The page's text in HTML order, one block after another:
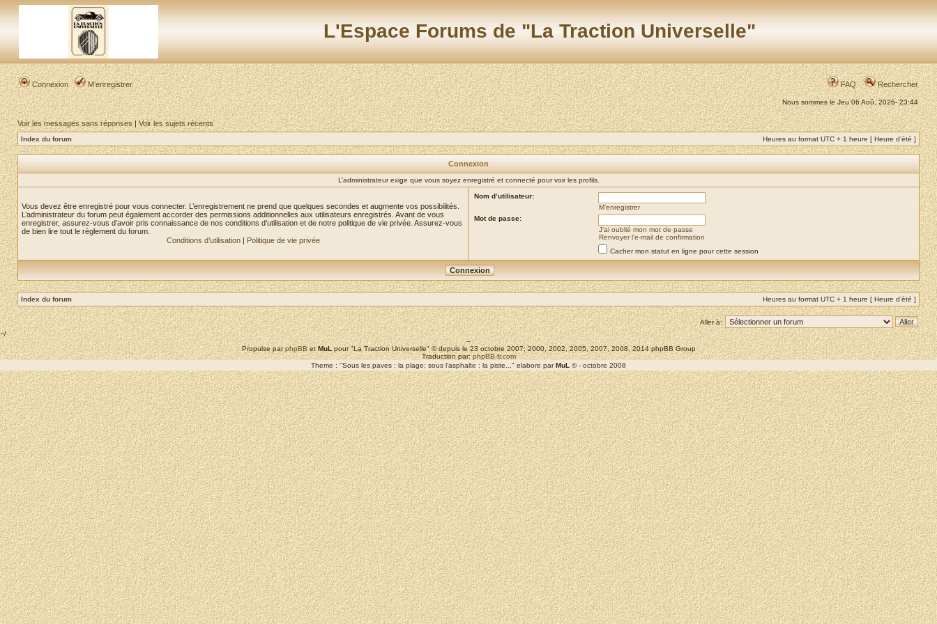
L'Espace Forums de "La Traction Universelle"
Connexion M’enregistrer FAQ Rechercher
Nous sommes le Jeu 06 Aoû, 2026- 23:44
Voir les messages sans réponses|Voir les sujets récents
Index du forum Heures au format UTC + 1 heure [ Heure d’été ]
Connexion
L’administrateur exige que vous soyez enregistré et connecté pour voir les profils.
Vous devez être enregistré pour vous connecter. L’enregistrement ne prend que quelques secondes et augmente vos possibilités.
L’administrateur du forum peut également accorder des permissions additionnelles aux utilisateurs enregistrés. Avant de vous
enregistrer, assurez-vous d’avoir pris connaissance de nos conditions d’utilisation et de notre politique de vie privée. Assurez-vous
de bien lire tout le règlement du forum.
Conditions d’utilisation| Politique de vie privée
Nom d’utilisateur:
M’enregistrer
Mot de passe:
J’ai oublié mon mot de passe
Renvoyer l’e-mail de confirmation
Cacher mon statut en ligne pour cette session
Index du forum Heures au format UTC + 1 heure [ Heure d’été ]
Aller à:
--/
--
Propulse parphpBBetMuLpour "La Traction Universelle" © depuis le 23 octobre 2007; 2000, 2002, 2005, 2007, 2008, 2014 phpBB Group
Traduction par:phpBB-fr.com
Theme : "Sous les paves : la plage; sous l'asphalte : la piste..." elabore parMuL © - octobre 2008